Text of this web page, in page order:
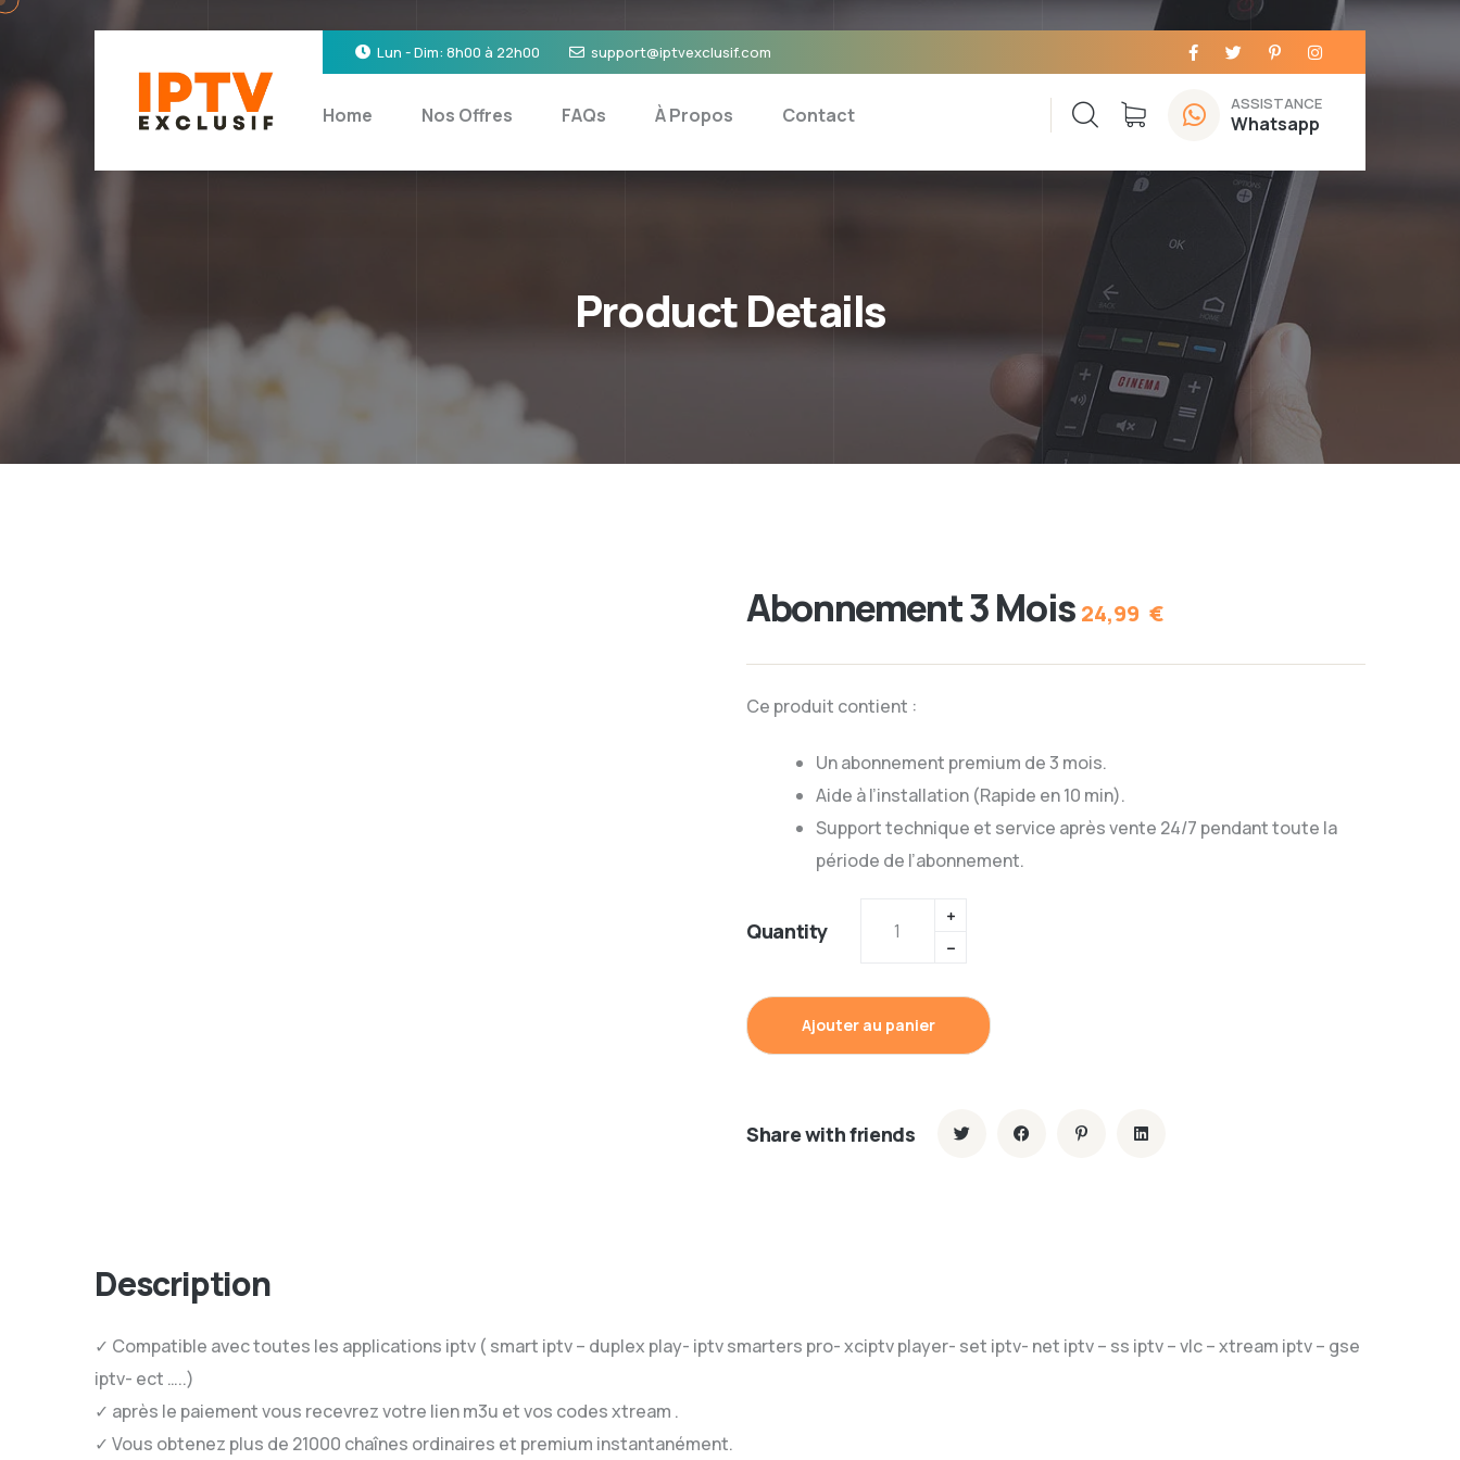
Lun - Dim: 8h00 à 22h00 support@iptvexclusif.com
Home Nos Offres FAQs À Propos Contact
ASSISTANCE
Whatsapp
Product Details
Abonnement 3 Mois 24,99 €
Ce produit contient :
Un abonnement premium de 3 mois.
Aide à l’installation (Rapide en 10 min).
Support technique et service après vente 24/7 pendant toute la
période de l’abonnement.
Quantity
Ajouter au panier
Share with friends
Description
✓ Compatible avec toutes les applications iptv ( smart iptv – duplex play- iptv smarters pro- xciptv player- set iptv- net iptv – ss iptv – vlc – xtream iptv – gse
iptv- ect …..)
✓ après le paiement vous recevrez votre lien m3u et vos codes xtream .
✓ Vous obtenez plus de 21000 chaînes ordinaires et premium instantanément.